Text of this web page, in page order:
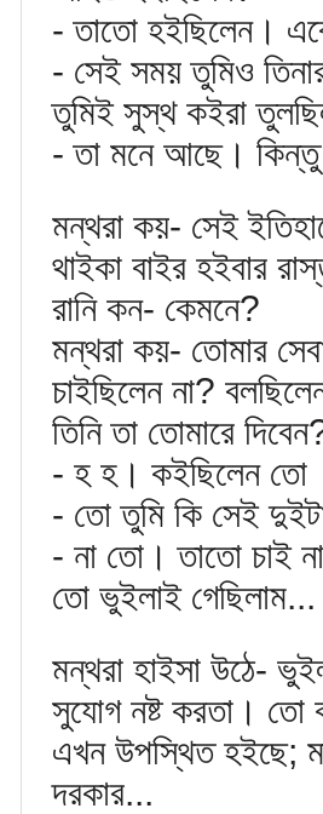
- তাতো হইছিলেন।
- সেই সময় তুমিও
তুমিই সুস্থ কইরা
- তা মনে আছে। কিন্তু
মন্থরা কয়- সেই
থাইকা বাইর হইবার
রানি কন- কেমনে?
মন্থরা কয়- তোমার
চাইছিলেন না?
তিনি তা তোমারে
- হ হ। কইছিলেন তো
- তো তুমি কি সেই দুইটা
- না তো। তাতো চাই
তো ভুইলাই গেছিলাম...
মন্থরা হাইসা উঠে-
সুযোগ নষ্ট করতা। তো
এখন উপস্থিত হইছে;
দরকার...